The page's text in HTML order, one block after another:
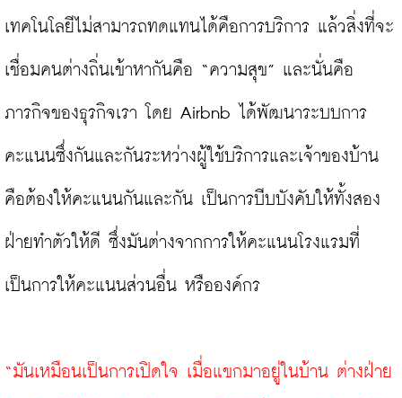
เทคโนโลยีไม่สามารถทดแทนได้คือการบริการ แล้วสิ่งที่จะ
เชื่อมคนต่างถิ่นเข้าหากันคือ “ความสุข” และนั่นคือ
ภารกิจของธุรกิจเรา โดย Airbnb ได้พัฒนาระบบการ
คะแนนซึ่งกันและกันระหว่างผู้ใช้บริการและเจ้าของบ้าน
คือต้องให้คะแนนกันและกัน เป็นการบีบบังคับให้ทั้งสอง
ฝ่ายทำตัวให้ดี ซึ่งมันต่างจากการให้คะแนนโรงแรมที่
เป็นการให้คะแนนส่วนอื่น หรือองค์กร
“มันเหมือนเป็นการเปิดใจ เมื่อแขกมาอยู่ในบ้าน ต่างฝ่าย